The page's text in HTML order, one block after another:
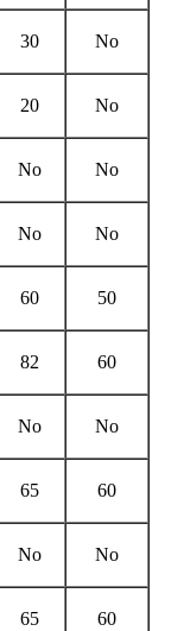
30 No
20 No
No No
No No
60 50
82 60
No No
65 60
No No
65 60